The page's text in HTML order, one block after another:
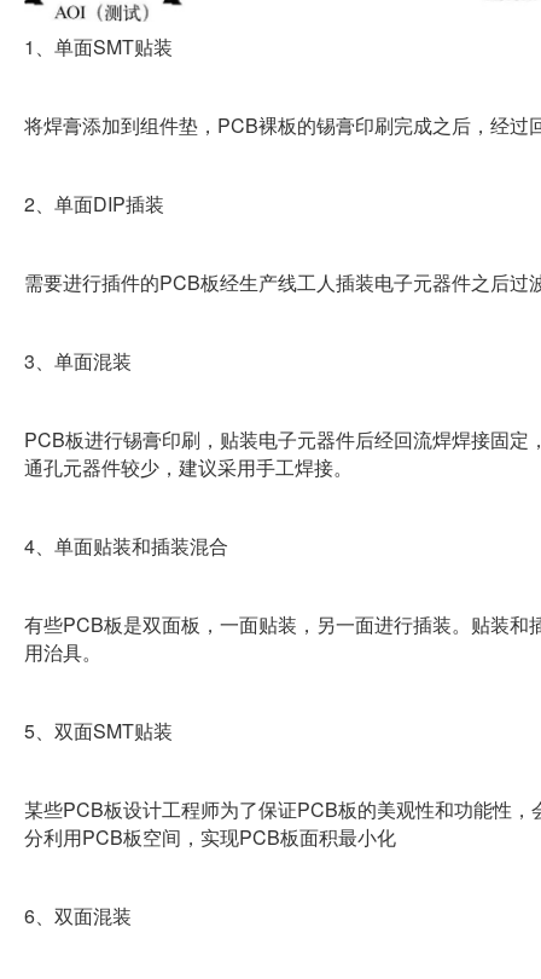
1 、单面SMT贴装
将焊膏添加到组件垫， PCB裸板的锡膏印刷完成之后，经过
2 、单面DIP插装
需要进行插件的PCB板经生产线工人插装电子元器件之后过
3 、单面混装
PCB板进行锡膏印刷，贴装电子元器件后经回流焊焊接固定
通孔元器件较少，建议采用手工焊接。
4 、单面贴装和插装混合
有些PCB板是双面板，一面贴装，另一面进行插装。贴装和
用治具。
5 、双面SMT贴装
某些PCB板设计工程师为了保证PCB板的美观性和功能性，
分利用 PCB板空间，实现PCB板面积最小化
6 、双面混装